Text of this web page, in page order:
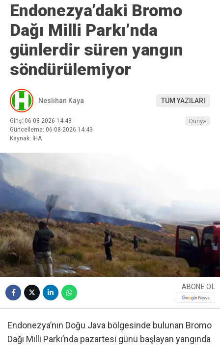
Endonezya’daki Bromo
Dağı Milli Parkı’nda
günlerdir süren yangın
söndürülemiyor
Neslihan Kaya TÜM YAZILARI
Giriş: 06-08-2026 14:43
Güncelleme: 06-08-2026 14:43
Kaynak: İHA
Dünya
ABONE OL
Endonezya’nın Doğu Java bölgesinde bulunan Bromo
Dağı Milli Parkı’nda pazartesi günü başlayan yangında